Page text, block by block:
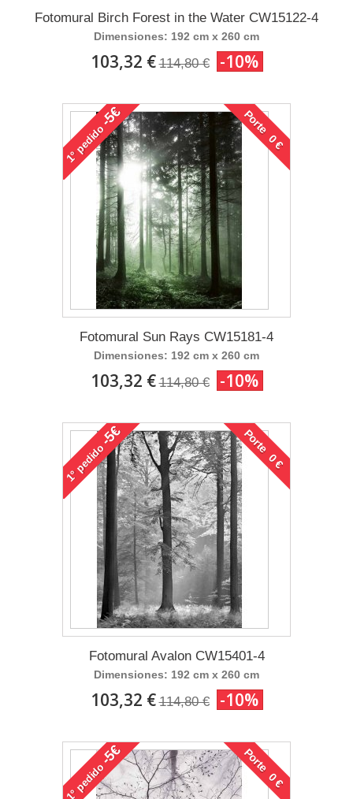
Fotomural Birch Forest in the Water CW15122-4
Dimensiones: 192 cm x 260 cm
103,32 € 114,80 € -10%
1°
pedido
-5€ Porte 0 €
Fotomural Sun Rays CW15181-4
Dimensiones: 192 cm x 260 cm
103,32 € 114,80 € -10%
1°
pedido
-5€ Porte 0 €
Fotomural Avalon CW15401-4
Dimensiones: 192 cm x 260 cm
103,32 € 114,80 € -10%
1°
pedido
-5€ Porte 0 €